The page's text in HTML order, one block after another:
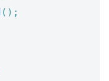
();